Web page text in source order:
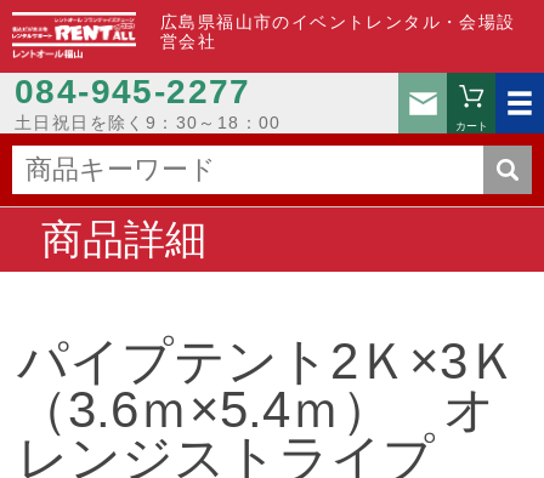
広島県福山市のイベントレンタル・会場設
営会社
084-945-2277
土日祝日を除く9：30～18：00
お問い
カート
商品詳細
パイプテント2Ｋ×3Ｋ
（3.6ｍ×5.4ｍ） オ
レンジストライプ